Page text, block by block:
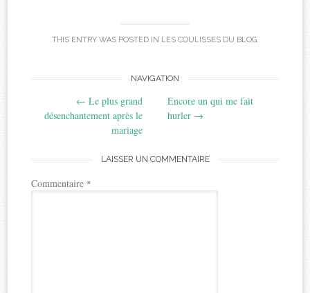
THIS ENTRY WAS POSTED IN LES COULISSES DU BLOG.
navigation
NAVIGATION
← Le plus grand
désenchantement après le
mariage
Encore un qui me fait
hurler →
LAISSER UN COMMENTAIRE
Commentaire *